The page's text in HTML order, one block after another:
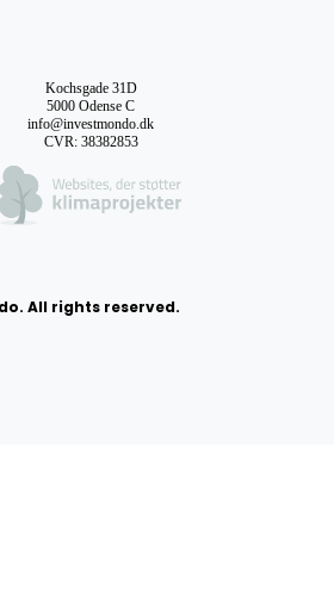
Kochsgade 31D
5000 Odense C
info@investmondo.dk
CVR: 38382853
All rights reserved.